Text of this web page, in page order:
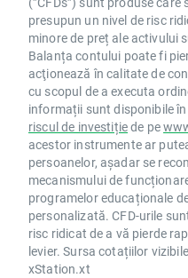
presupun un nivel de risc
minore de preț ale activului
Balanța contului poate fi
acţionează în calitate de
cu scopul de a executa
informații sunt disponibile
riscul de investițiede pe
acestor instrumente ar
persoanelor, așadar se
mecanismului de
programelor educaționale
personalizată. CFD-urile
risc ridicat de a vă pierde
levier. Sursa cotațiilor
xStation.xt